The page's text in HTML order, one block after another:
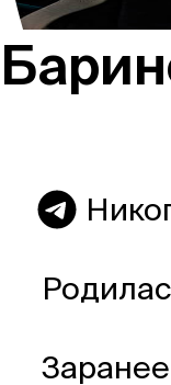
Мир